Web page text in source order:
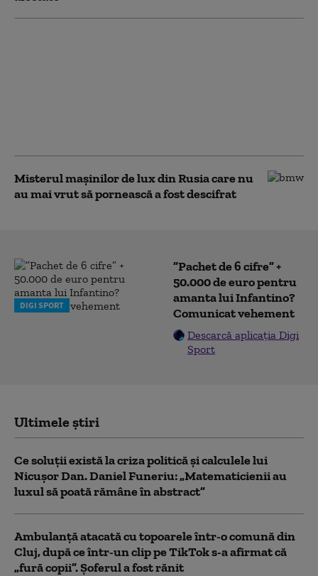
Misterul mașinilor de lux din Rusia care nu
au mai vrut să pornească a fost descifrat
DIGI SPORT
”Pachet de 6 cifre” +
50.000 de euro pentru
amanta lui Infantino?
Comunicat vehement
Descarcă aplicația Digi
Sport
Ultimele știri
Ce soluții există la criza politică și calculele lui
Nicușor Dan. Daniel Funeriu: „Matematicienii au
luxul să poată rămâne în abstract”
Ambulanţă atacată cu topoarele într-o comună din
Cluj, după ce într-un clip pe TikTok s-a afirmat că
„fură copii”. Șoferul a fost rănit